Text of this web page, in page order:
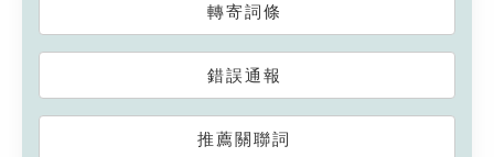
轉寄詞條
錯誤通報
推薦關聯詞